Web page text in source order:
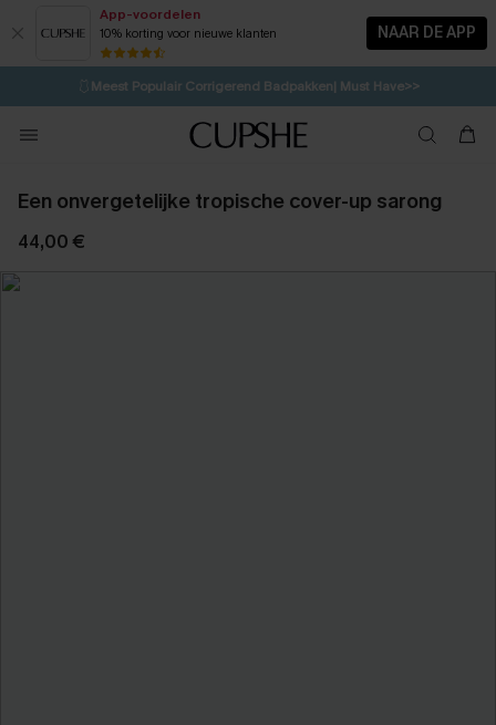
App-voordelen
10% korting voor nieuwe klanten NAAR DE APP
⚡️LAATSTE KANS | Tot 50% korting>>
🩱Meest Populair Corrigerend Badpakken| Must Have>>
💌Abonneer je & ontvang tot 15% korting>>
Koop 3, krijg 15% korting | CODE: SW15
Een onvergetelijke tropische cover-up sarong
44,00 €